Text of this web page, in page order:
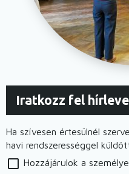
Iratkozz fel
Ha szívesen értesülnél
havi rendszerességgel
Hozzájárulok a